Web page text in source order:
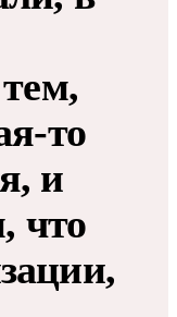
то
и
что